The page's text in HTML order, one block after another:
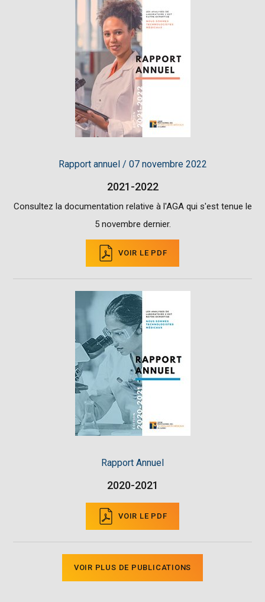
Rapport annuel / 07 novembre 2022
2021-2022
Consultez la documentation relative à l'AGA qui s'est tenue le
5 novembre dernier.
VOIR LE PDF
Rapport Annuel
2020-2021
VOIR LE PDF
VOIR PLUS DE PUBLICATIONS